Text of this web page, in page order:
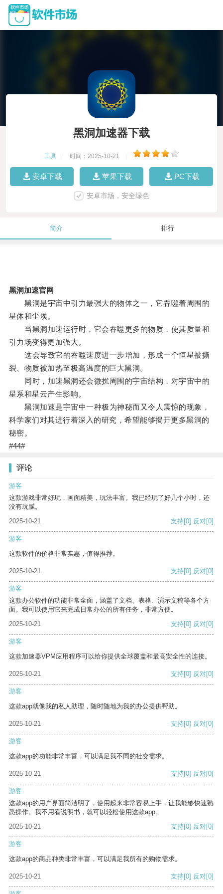
黑洞加速器下载
工具 时间：2025-10-21
安卓下载 苹果下载 PC下载
安卓市场，安全绿色
简介 排行
黑洞加速官网
黑洞是宇宙中引力最强大的物体之一，它吞噬着周围的
星体和尘埃。
当黑洞加速运行时，它会吞噬更多的物质，使其质量和
引力场变得更加强大。
这会导致它的吞噬速度进一步增加，形成一个恒星被撕
裂、物质被加热至极高温度的巨大黑洞。
同时，加速黑洞还会微扰周围的宇宙结构，对宇宙中的
星系和星云产生影响。
黑洞加速是宇宙中一种极为神秘而又令人震惊的现象，
科学家们对其进行着深入的研究，希望能够揭开更多黑洞的
秘密。
#44#
评论
游客
这款游戏非常好玩，画面精美，玩法丰富。我已经玩了好几个小时，还
没有玩腻。
2025-10-21
支持[0] 反对[0]
游客
这款软件的价格非常实惠，值得推荐。
2025-10-21 支持[0] 反对[0]
游客
这款办公软件的功能非常全面，涵盖了文档、表格、演示文稿等各个方
面。我可以使用它来完成日常办公的所有任务，非常方便。
2025-10-21
支持[0] 反对[0]
游客
这款加速器VPM应用程序可以给你提供全球覆盖和最高安全性的连接。
2025-10-21 支持[0] 反对[0]
游客
这款app就像我的私人助理，随时随地为我的办公提供帮助。
2025-10-21 支持[0] 反对[0]
游客
这款app的功能非常丰富，可以满足我不同的社交需求。
2025-10-21 支持[0] 反对[0]
游客
这款app的用户界面简洁明了，使用起来非常容易上手，让我能够快速熟
悉操作。我不用看说明书，就可以轻松使用这款app。
2025-10-21
支持[0] 反对[0]
游客
这款app的商品种类非常丰富，可以满足我所有的购物需求。
2025-10-21 支持[0] 反对[0]